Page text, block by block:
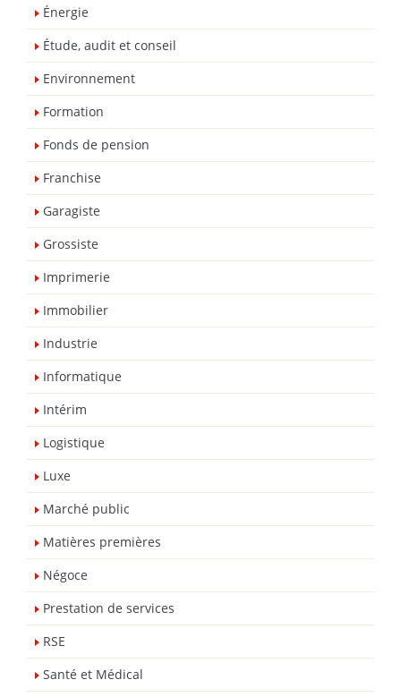
Énergie
Étude, audit et conseil
Environnement
Formation
Fonds de pension
Franchise
Garagiste
Grossiste
Imprimerie
Immobilier
Industrie
Informatique
Intérim
Logistique
Luxe
Marché public
Matières premières
Négoce
Prestation de services
RSE
Santé et Médical